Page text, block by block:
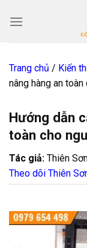
Trang chủ / Kiến
nâng hàng an
Hướng dẫn
toàn cho
Tác giả: Thiên
Theo dõi Thiên